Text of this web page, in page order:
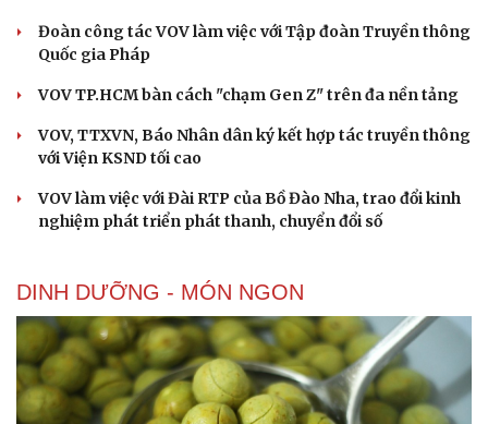
Đoàn công tác VOV làm việc với Tập đoàn Truyền thông
Quốc gia Pháp
VOV TP.HCM bàn cách "chạm Gen Z" trên đa nền tảng
VOV, TTXVN, Báo Nhân dân ký kết hợp tác truyền thông
với Viện KSND tối cao
VOV làm việc với Đài RTP của Bồ Đào Nha, trao đổi kinh
nghiệm phát triển phát thanh, chuyển đổi số
DINH DƯỠNG - MÓN NGON